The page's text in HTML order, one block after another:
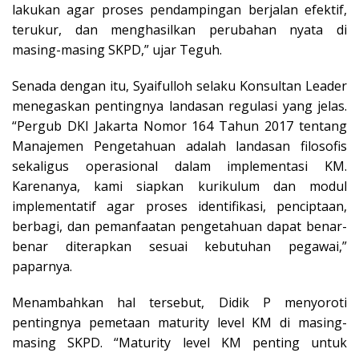
lakukan agar proses pendampingan berjalan efektif,
terukur, dan menghasilkan perubahan nyata di
masing-masing SKPD,” ujar Teguh.
Senada dengan itu, Syaifulloh selaku Konsultan Leader
menegaskan pentingnya landasan regulasi yang jelas.
“Pergub DKI Jakarta Nomor 164 Tahun 2017 tentang
Manajemen Pengetahuan adalah landasan filosofis
sekaligus operasional dalam implementasi KM.
Karenanya, kami siapkan kurikulum dan modul
implementatif agar proses identifikasi, penciptaan,
berbagi, dan pemanfaatan pengetahuan dapat benar-
benar diterapkan sesuai kebutuhan pegawai,”
paparnya.
Menambahkan hal tersebut, Didik P menyoroti
pentingnya pemetaan maturity level KM di masing-
masing SKPD. “Maturity level KM penting untuk